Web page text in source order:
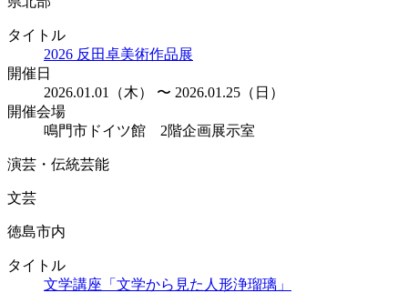
タイトル
2026 反田卓美術作品展
開催日
2026.01.01（木） 〜 2026.01.25（日）
開催会場
鳴門市ドイツ館 2階企画展示室
演芸・伝統芸能
文芸
徳島市内
タイトル
文学講座「文学から見た人形浄瑠璃」